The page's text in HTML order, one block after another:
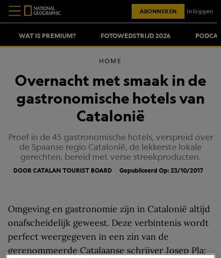
WAT IS PREMIUM? FOTOWEDSTRIJD 2026
ABONNEREN Inloggen
HOME
Overnacht met smaak in de
gastronomische hotels van
Catalonië
Proef in de 45 gastronomische hotels, verspreid over
de Spaanse regio Catalonië, de lekkerste lokale
gerechten, bereid met verse streekproducten.
DOOR CATALAN TOURIST BOARD Gepubliceerd Op: 23/10/2017
Omgeving en gastronomie zijn in Catalonië altijd
onafscheidelijk geweest. Deze verbintenis wordt
perfect weergegeven in een zin van de
gerenommeerde Catalaanse schrijver Josep Pla: